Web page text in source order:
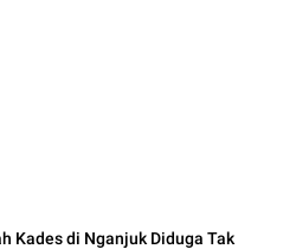
Kades di Nganjuk Diduga Tak